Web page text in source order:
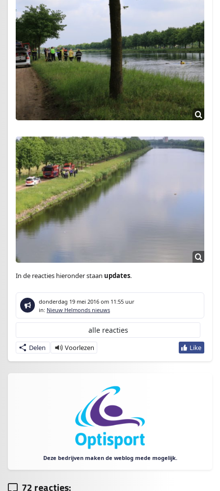
In de reacties hieronder staan updates.
donderdag 19 mei 2016 om 11:55 uur
in: Nieuw Helmonds nieuws
Delen
alle reacties
Deze bedrijven maken de weblog mede mogelijk.
72 reacties: